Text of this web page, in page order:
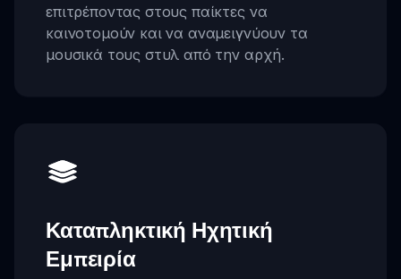
επιτρέποντας στους παίκτες να
καινοτομούν και να αναμειγνύουν τα
μουσικά τους στυλ από την αρχή.
Καταπληκτική Ηχητική
Εμπειρία